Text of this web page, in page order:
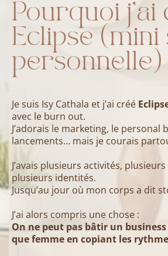
Pourquoi j’ai
Eclipse (mini
personnelle)
Je suis Isy Cathala et j’ai créé
avec le burn out.
J’adorais le marketing, le personal
lancements… mais je courais
J’avais plusieurs activités,
plusieurs identités.
Jusqu’au jour où mon corps a dit
J’ai alors compris une chose :
On ne peut pas bâtir un
que femme en copiant les